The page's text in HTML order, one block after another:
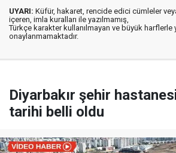
UYARI: Küfür, hakaret, rencide edici cümleler
içeren, imla kuralları ile yazılmamış,
Türkçe karakter kullanılmayan ve büyük harflerle
onaylanmamaktadır.
Diyarbakır şehir
tarihi belli oldu